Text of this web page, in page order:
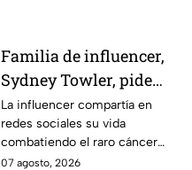
Familia de influencer,
Sydney Towler, pide
apoyo de 75, 000
dólares para honrar su
memoria
La influencer compartía en
redes sociales su vida
combatiendo el raro cáncer
que le aquejaba. Hoy la familia
07 agosto, 2026